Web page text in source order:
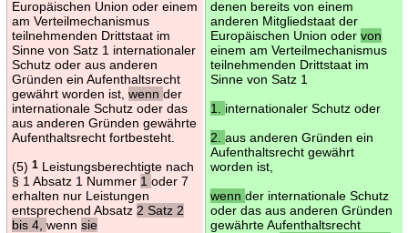
Europäischen Union oder einem
am Verteilmechanismus
teilnehmenden Drittstaat im
Sinne von Satz 1 internationaler
Schutz oder aus anderen
Gründen ein Aufenthaltsrecht
gewährt worden ist, wenn der
internationale Schutz oder das
aus anderen Gründen gewährte
Aufenthaltsrecht fortbesteht.
(5) 1Leistungsberechtigte nach
§ 1 Absatz 1 Nummer 1 oder 7
erhalten nur Leistungen
entsprechend Absatz 2 Satz 2
bis 4, wenn sie
denen bereits von einem
anderen Mitgliedstaat der
Europäischen Union oder von
einem am Verteilmechanismus
teilnehmenden Drittstaat im
Sinne von Satz 1
1. internationaler Schutz oder
2. aus anderen Gründen ein
Aufenthaltsrecht gewährt
worden ist,
wenn der internationale Schutz
oder das aus anderen Gründen
gewährte Aufenthaltsrecht